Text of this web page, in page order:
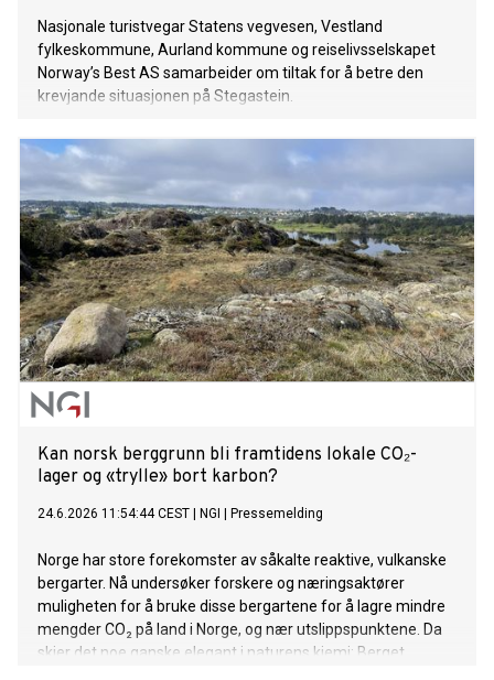
Nasjonale turistvegar Statens vegvesen, Vestland
fylkeskommune, Aurland kommune og reiselivsselskapet
Norway’s Best AS samarbeider om tiltak for å betre den
krevjande situasjonen på Stegastein.
Kan norsk berggrunn bli framtidens lokale CO₂-
lager og «trylle» bort karbon?
24.6.2026 11:54:44 CEST NGI Pressemelding
Norge har store forekomster av såkalte reaktive, vulkanske
bergarter. Nå undersøker forskere og næringsaktører
muligheten for å bruke disse bergartene for å lagre mindre
mengder CO₂ på land i Norge, og nær utslippspunktene. Da
skjer det noe ganske elegant i naturens kjemi: Berget